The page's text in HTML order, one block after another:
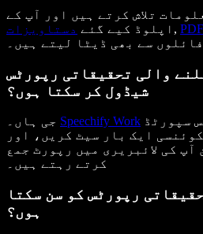
تلاش کرتے ہیں اور آپ کے
اپلوڈ کیے گئے دستاویزات ,
فائلوں سے بھی ڈیٹا لیتے ہیں۔
والی تحقیقاتی رپورٹس
شیڈول کر سکتا ہوں؟
Speechify Work
ایک بار سیٹ کریں، اور
آپ کی لائبریری میں رپورٹ جمع
کرتے رہتے ہیں۔
رپورٹس کو سن سکتا
ہوں؟